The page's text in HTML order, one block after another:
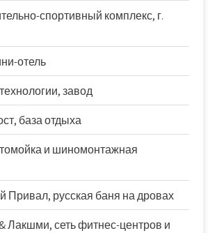
спортивный комплекс, г.
отель
завод
база отдыха
и шиномонтажная
Привал, русская баня на дровах
Лакшми, сеть фитнес-центров и